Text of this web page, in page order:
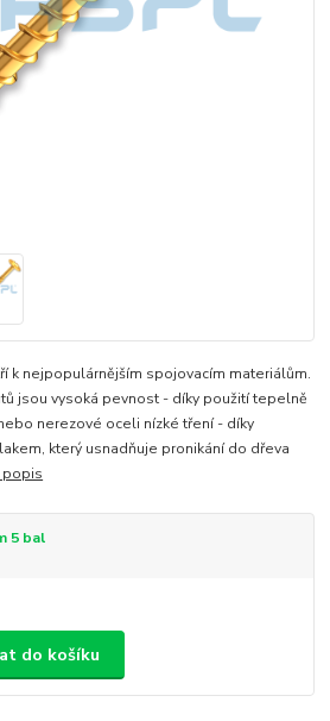
k nejpopulárnějším spojovacím materiálům.
jsou vysoká pevnost - díky použití tepelně
nerezové oceli nízké tření - díky
který usnadňuje pronikání do dřeva
popis
5 bal
do košíku